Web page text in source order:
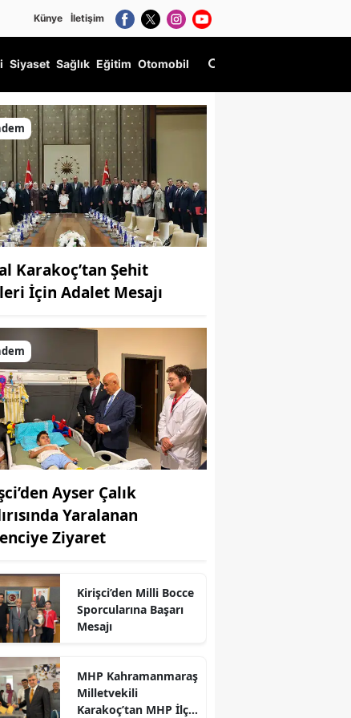
Künye İletişim
Siyaset Sağlık Eğitim Otomobil
Karakoç’tan Şehit
İçin Adalet Mesajı
Ayser Çalık
Yaralanan
Ziyaret
Kirişci’den Milli Bocce
Sporcularına Başarı
Mesajı
MHP Kahramanmaraş
Milletvekili
Karakoç’tan MHP İlçe